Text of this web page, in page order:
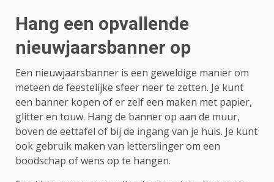
Hang een opvallende
nieuwjaarsbanner op
Een nieuwjaarsbanner is een geweldige manier om
meteen de feestelijke sfeer neer te zetten. Je kunt
een banner kopen of er zelf een maken met papier,
glitter en touw. Hang de banner op aan de muur,
boven de eettafel of bij de ingang van je huis. Je kunt
ook gebruik maken van letterslinger om een
boodschap of wens op te hangen.